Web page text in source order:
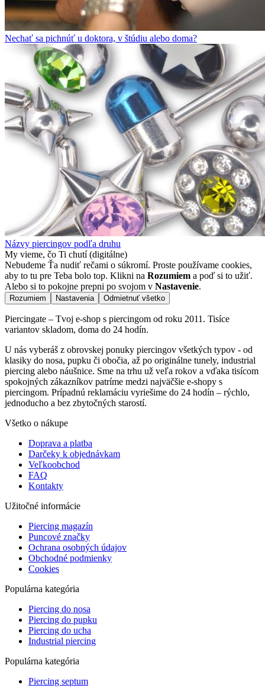
Nechať sa pichnúť u doktora, v štúdiu alebo doma?
Názvy piercingov podľa druhu
My vieme, čo Ti chutí (digitálne)
Nebudeme Ťa nudiť rečami o súkromí. Proste používame cookies,
aby to tu pre Teba bolo top. Klikni na Rozumiem a poď si to užiť.
Alebo si to pokojne prepni po svojom v Nastavenie.
Rozumiem Nastavenia Odmietnuť všetko
Piercingate – Tvoj e-shop s piercingom od roku 2011. Tisíce
variantov skladom, doma do 24 hodín.
U nás vyberáš z obrovskej ponuky piercingov všetkých typov - od
klasiky do nosa, pupku či obočia, až po originálne tunely, industrial
piercing alebo náušnice. Sme na trhu už veľa rokov a vďaka tisícom
spokojných zákazníkov patríme medzi najväčšie e-shopy s
piercingom. Prípadnú reklamáciu vyriešime do 24 hodín – rýchlo,
jednoducho a bez zbytočných starostí.
Všetko o nákupe
Doprava a platba
Darčeky k objednávkam
Veľkoobchod
FAQ
Kontakty
Užitočné informácie
Piercing magazín
Puncové značky
Ochrana osobných údajov
Obchodné podmienky
Cookies
Populárna kategória
Piercing do nosa
Piercing do pupku
Piercing do ucha
Industrial piercing
Populárna kategória
Piercing septum